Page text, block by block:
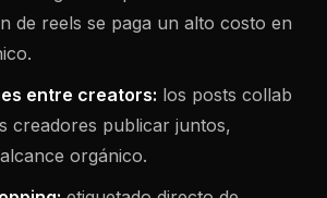
de reels se paga un alto costo en
entre creators: los posts collab
creadores publicar juntos,
orgánico.